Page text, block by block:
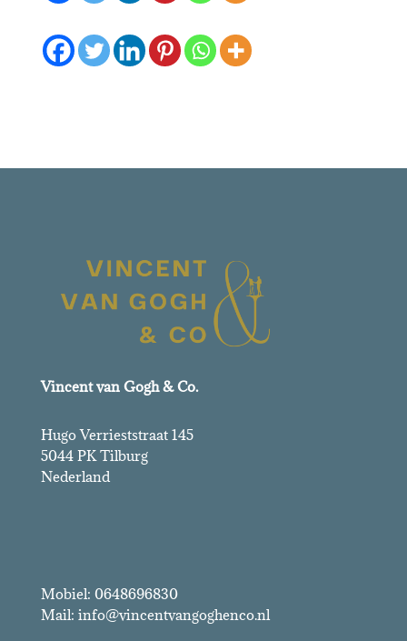
Vincent van Gogh & Co.
Hugo Verrieststraat 145
5044 PK Tilburg
Nederland
Mobiel: 0648696830
Mail: info@vincentvangoghenco.nl